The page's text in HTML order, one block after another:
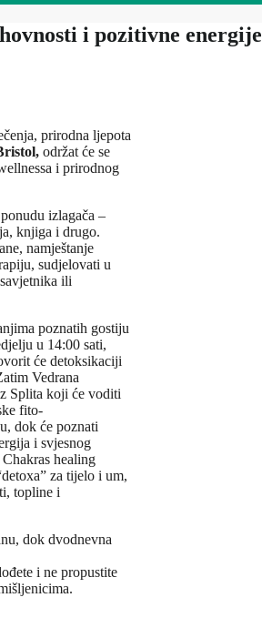
i pozitivne energije
prirodna ljepota
održat će se
i prirodnog
izlagača –
knjiga i drugo.
namještanje
sudjelovati u
ili
poznatih gostiju
u 14:00 sati,
će detoksikaciji
Vedrana
Splita koji će voditi
fito-
dok će poznati
i svjesnog
healing
za tijelo i um,
topline i
dok dvodnevna
i ne propustite